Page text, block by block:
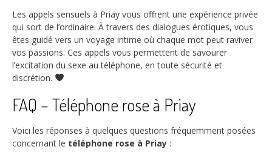
Les appels sensuels à Priay vous offrent une expérience privée
qui sort de l’ordinaire. À travers des dialogues érotiques, vous
êtes guidé vers un voyage intime où chaque mot peut raviver
vos passions. Ces appels vous permettent de savourer
l’excitation du sexe au téléphone, en toute sécurité et
discrétion.
FAQ – Téléphone rose à Priay
Voici les réponses à quelques questions fréquemment posées
concernant le téléphone rose à Priay :